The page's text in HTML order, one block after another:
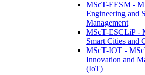
MScT-EESM -
Engineering and
Management
MScT-ESCLiP -
Smart Cities and
MScT-IOT -
Innovation and
(IoT)